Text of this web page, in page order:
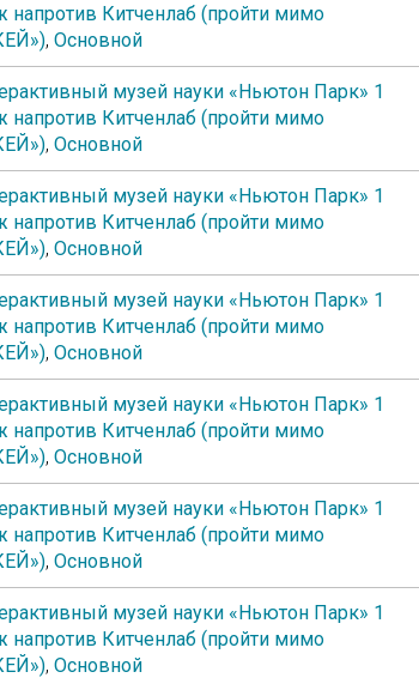
напротив Китченлаб (пройти мимо
, Основной
музей науки «Ньютон Парк» 1
напротив Китченлаб (пройти мимо
, Основной
музей науки «Ньютон Парк» 1
напротив Китченлаб (пройти мимо
, Основной
музей науки «Ньютон Парк» 1
напротив Китченлаб (пройти мимо
, Основной
музей науки «Ньютон Парк» 1
напротив Китченлаб (пройти мимо
, Основной
музей науки «Ньютон Парк» 1
напротив Китченлаб (пройти мимо
, Основной
музей науки «Ньютон Парк» 1
напротив Китченлаб (пройти мимо
, Основной